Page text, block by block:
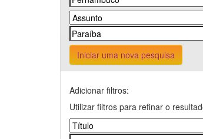
Iniciar uma nova pesquisa
Adicionar filtros:
Utilizar filtros para refinar o